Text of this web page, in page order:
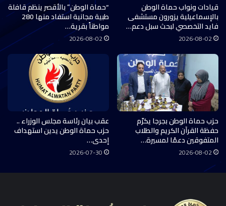
قيادات ونواب حماة الوطن
بالإسماعيلية يزورون مستشفى
فايد التخصصي لبحث سبل دعم…
2026-08-02
“حماة الوطن” بالأقصر ينظم قافلة
طبية مجانية استفاد منها 280
مواطناً بقرية…
2026-08-02
حزب حماة الوطن بجرجا يكرّم
حفظة القرآن الكريم والطلاب
المتفوقين دعمًا لمسيرة…
2026-08-02
عقب بيان رئاسة مجلس الوزراء ..
حزب حماة الوطن يدين استهداف
إحدى…
2026-07-30